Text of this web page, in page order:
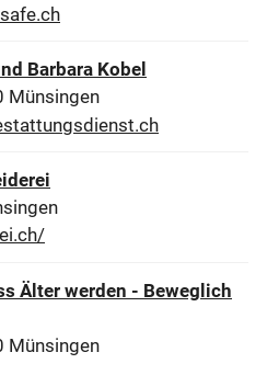
Barbara Kobel
Münsingen
Älter werden - Beweglich
Münsingen